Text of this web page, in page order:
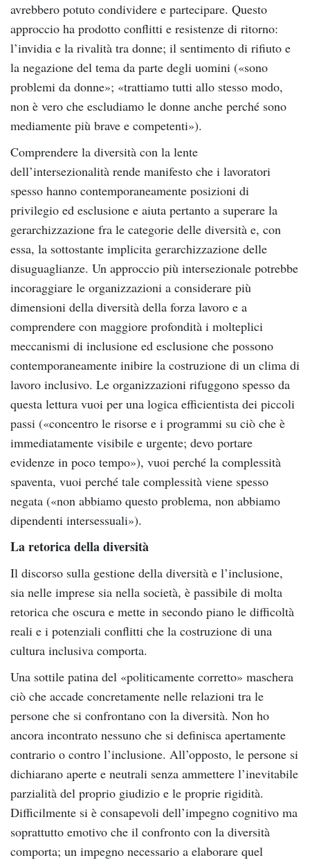
avrebbero potuto condividere e partecipare. Questo
approccio ha prodotto conflitti e resistenze di ritorno:
l’invidia e la rivalità tra donne; il sentimento di rifiuto e
la negazione del tema da parte degli uomini («sono
problemi da donne»; «trattiamo tutti allo stesso modo,
non è vero che escludiamo le donne anche perché sono
mediamente più brave e competenti»).
Comprendere la diversità con la lente
dell’intersezionalità rende manifesto che i lavoratori
spesso hanno contemporaneamente posizioni di
privilegio ed esclusione e aiuta pertanto a superare la
gerarchizzazione fra le categorie delle diversità e, con
essa, la sottostante implicita gerarchizzazione delle
disuguaglianze. Un approccio più intersezionale potrebbe
incoraggiare le organizzazioni a considerare più
dimensioni della diversità della forza lavoro e a
comprendere con maggiore profondità i molteplici
meccanismi di inclusione ed esclusione che possono
contemporaneamente inibire la costruzione di un clima di
lavoro inclusivo. Le organizzazioni rifuggono spesso da
questa lettura vuoi per una logica efficientista dei piccoli
passi («concentro le risorse e i programmi su ciò che è
immediatamente visibile e urgente; devo portare
evidenze in poco tempo»), vuoi perché la complessità
spaventa, vuoi perché tale complessità viene spesso
negata («non abbiamo questo problema, non abbiamo
dipendenti intersessuali»).
La retorica della diversità
Il discorso sulla gestione della diversità e l’inclusione,
sia nelle imprese sia nella società, è passibile di molta
retorica che oscura e mette in secondo piano le difficoltà
reali e i potenziali conflitti che la costruzione di una
cultura inclusiva comporta.
Una sottile patina del «politicamente corretto» maschera
ciò che accade concretamente nelle relazioni tra le
persone che si confrontano con la diversità. Non ho
ancora incontrato nessuno che si definisca apertamente
contrario o contro l’inclusione. All’opposto, le persone si
dichiarano aperte e neutrali senza ammettere l’inevitabile
parzialità del proprio giudizio e le proprie rigidità.
Difficilmente si è consapevoli dell’impegno cognitivo ma
soprattutto emotivo che il confronto con la diversità
comporta; un impegno necessario a elaborare quel